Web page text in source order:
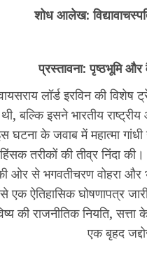
शोध आलेख:
प्रस्तावना: पृष्ठभूमि और
लॉर्ड इरविन की विशेष
थी, बल्कि इसने भारतीय
घटना के जवाब में महात्मा
तरीकों की तीव्र निंदा की।
ओर से भगवतीचरण वोहरा
ऐतिहासिक घोषणापत्र
की राजनीतिक नियति,
एक बृहद